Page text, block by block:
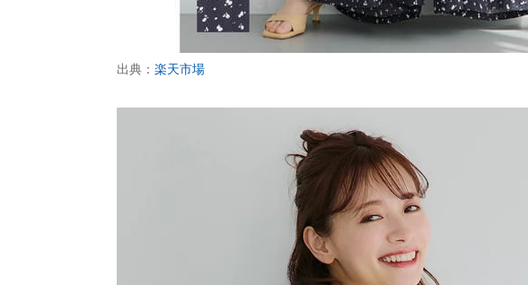
出典： 楽天市場